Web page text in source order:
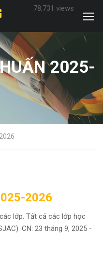
78,731 views
2025-
2026
lớp. Tất cả các lớp học
CN: 23 tháng 9, 2025 -